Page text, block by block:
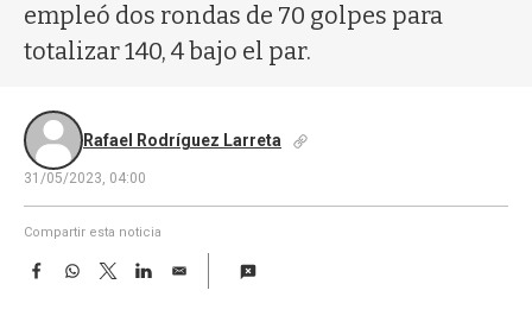
empleó dos rondas de 70 golpes para
totalizar 140, 4 bajo el par.
Rafael Rodríguez Larreta
31/05/2023, 04:00
Compartir esta noticia
F
W
T
w
L
E